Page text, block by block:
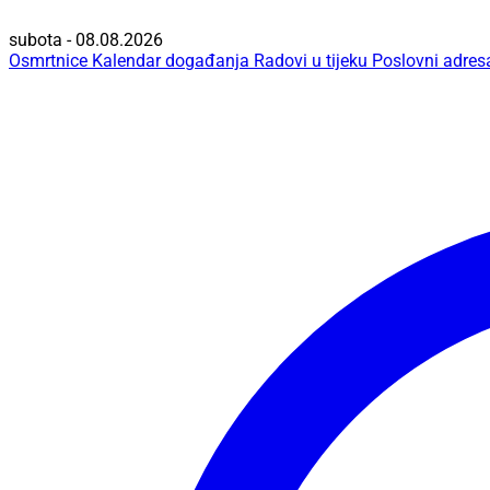
subota - 08.08.2026
Osmrtnice Kalendar događanja Radovi u tijeku Poslovni